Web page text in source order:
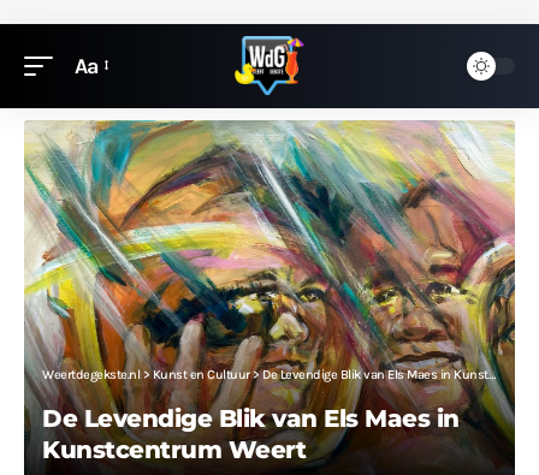
Aa
Weertdegekste.nl>Kunst en Cultuur>De Levendige Blik van Els Maes in Kunstcentrum Weert
De Levendige Blik van Els Maes in
Kunstcentrum Weert